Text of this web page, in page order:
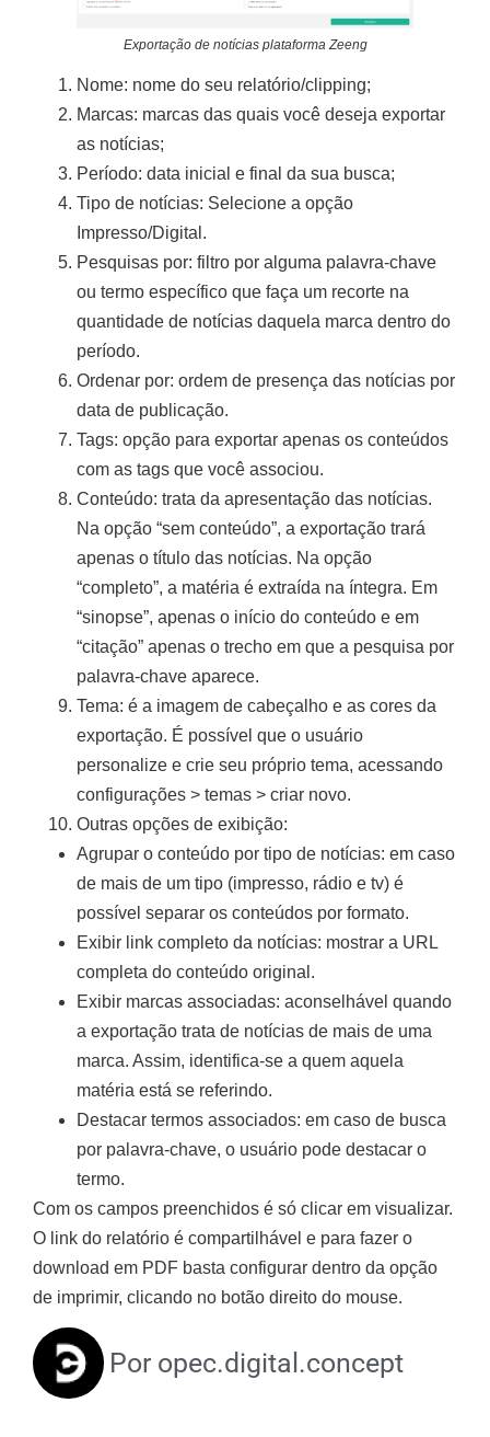
Exportação de notícias plataforma Zeeng
Nome: nome do seu relatório/clipping;
Marcas: marcas das quais você deseja exportar
as notícias;
Período: data inicial e final da sua busca;
Tipo de notícias: Selecione a opção
Impresso/Digital.
Pesquisas por: filtro por alguma palavra-chave
ou termo específico que faça um recorte na
quantidade de notícias daquela marca dentro do
período.
Ordenar por: ordem de presença das notícias por
data de publicação.
Tags: opção para exportar apenas os conteúdos
com as tags que você associou.
Conteúdo: trata da apresentação das notícias.
Na opção “sem conteúdo”, a exportação trará
apenas o título das notícias. Na opção
“completo”, a matéria é extraída na íntegra. Em
“sinopse”, apenas o início do conteúdo e em
“citação” apenas o trecho em que a pesquisa por
palavra-chave aparece.
Tema: é a imagem de cabeçalho e as cores da
exportação. É possível que o usuário
personalize e crie seu próprio tema, acessando
configurações > temas > criar novo.
Outras opções de exibição:
Agrupar o conteúdo por tipo de notícias: em caso
de mais de um tipo (impresso, rádio e tv) é
possível separar os conteúdos por formato.
Exibir link completo da notícias: mostrar a URL
completa do conteúdo original.
Exibir marcas associadas: aconselhável quando
a exportação trata de notícias de mais de uma
marca. Assim, identifica-se a quem aquela
matéria está se referindo.
Destacar termos associados: em caso de busca
por palavra-chave, o usuário pode destacar o
termo.
Com os campos preenchidos é só clicar em visualizar.
O link do relatório é compartilhável e para fazer o
download em PDF basta configurar dentro da opção
de imprimir, clicando no botão direito do mouse.
Por opec.digital.concept